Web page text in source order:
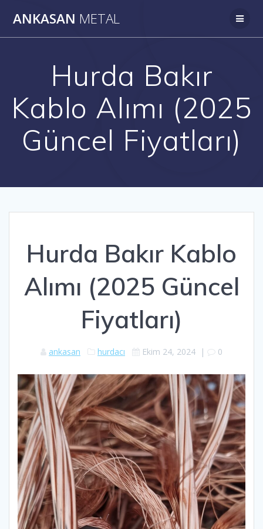
ANKASAN METAL
Hurda Bakır
Kablo Alımı (2025
Güncel Fiyatları)
Hurda Bakır Kablo
Alımı (2025 Güncel
Fiyatları)
ankasan hurdacı Ekim 24, 2024 | 0